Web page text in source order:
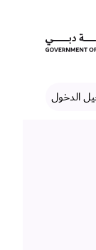
الدخول